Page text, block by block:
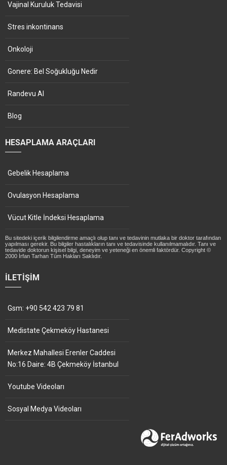
Vajinal Kuruluk Tedavisi
Stres inkontinans
Onkoloji
Gonere: Bel Soğukluğu Nedir
Randevu Al
Blog
HESAPLAMA ARAÇLARI
Gebelik Hesaplama
Ovulasyon Hesaplama
Vücut Kitle İndeksi Hesaplama
Bu sitedeki içerik bilgilendirme amaçlı olup tanı ve tedavinin mutlaka bir doktor tarafından
yapılması gerekir. Bu bilgiler hastalıkların tanı ve tedavisinde kullanılmamalıdır. Tanı ve
tedavide doktorun kişisel bilgi, deneyim ve yeteneği en önemli faktördür. Copyright ©
2000 İrfan Tarhan Tüm Hakları Saklıdır.
İLETIŞIM
Gsm: +90 542 423 79 81
Medistate Çekmeköy Hastanesi
Merkez Mahallesi Erenler Caddesi
No:16 Daire: 4B Çekmeköy İstanbul
Youtube Videoları
Sosyal Medya Videoları